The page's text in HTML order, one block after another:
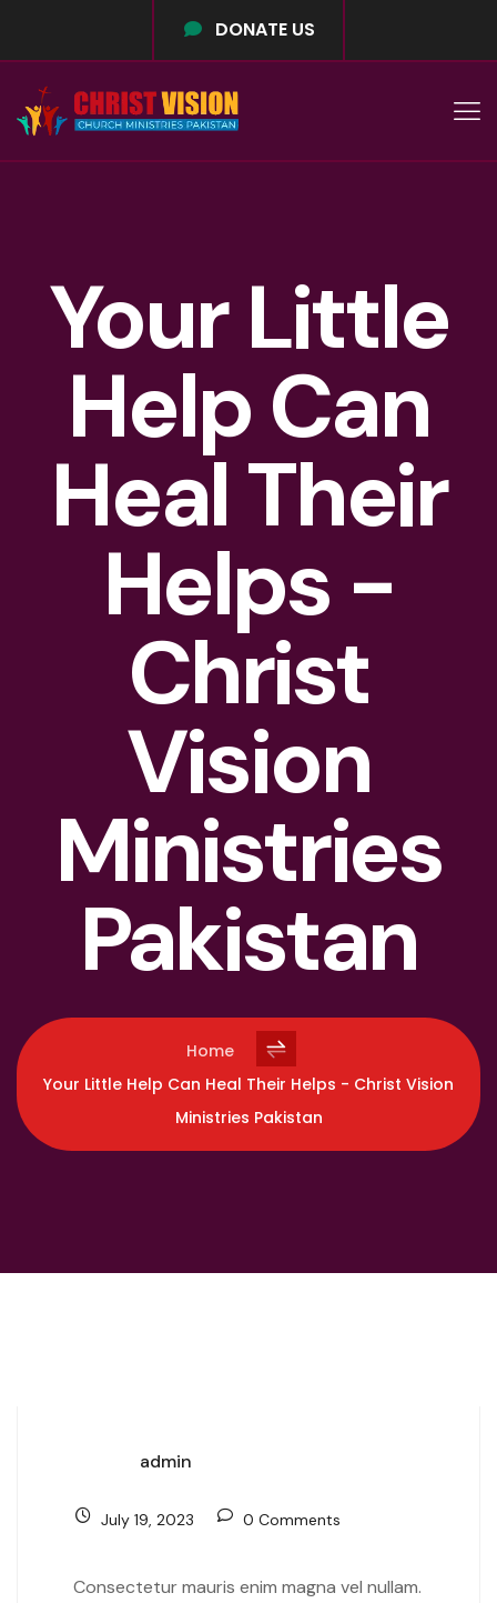
DONATE US
Your Little
Help Can
Heal Their
Helps -
Christ
Vision
Ministries
Pakistan
Home
Your Little Help Can Heal Their Helps - Christ Vision
Ministries Pakistan
admin
July 19, 2023 0 Comments
Consectetur mauris enim magna vel nullam.